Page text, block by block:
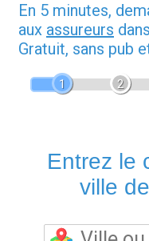
En 5 minutes,
aux assureurs
Gratuit, sans pub
1 2
Entrez le
ville